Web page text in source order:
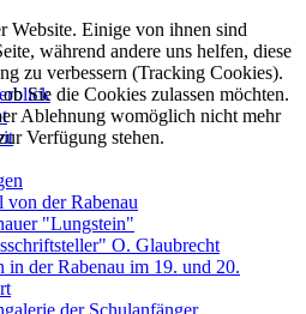
von der Rabenau
"Lungstein"
O. Glaubrecht
in der Rabenau im 19. und 20.
der Schulanfänger
Website. Einige von ihnen sind
während andere uns helfen, diese
zu verbessern (Tracking Cookies).
Sie die Cookies zulassen möchten.
Ablehnung womöglich nicht mehr
Verfügung stehen.